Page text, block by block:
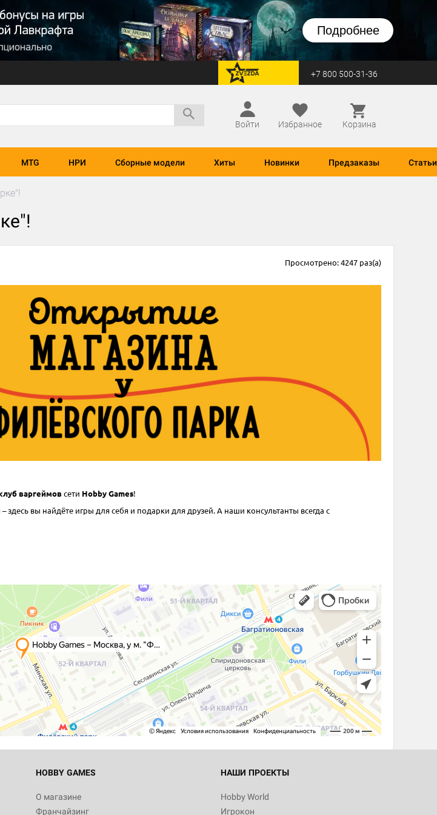
Подробнее
перейти на Zvezda +7 800 500-31-36
Войти
Избранное Корзина
MTG НРИ Сборные модели Хиты Новинки Предзаказы Статьи
Просмотрено: 4247 раз(а)
варгеймовсети Hobby Games!
вы найдёте игры для себя и подарки для друзей. А наши консультанты всегда с
HOBBY GAMES
О магазине
Франчайзинг
НАШИ ПРОЕКТЫ
Hobby World
Игрокон